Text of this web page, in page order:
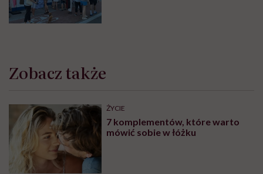
Zobacz także
ŻYCIE
7 komplementów, które warto
mówić sobie w łóżku